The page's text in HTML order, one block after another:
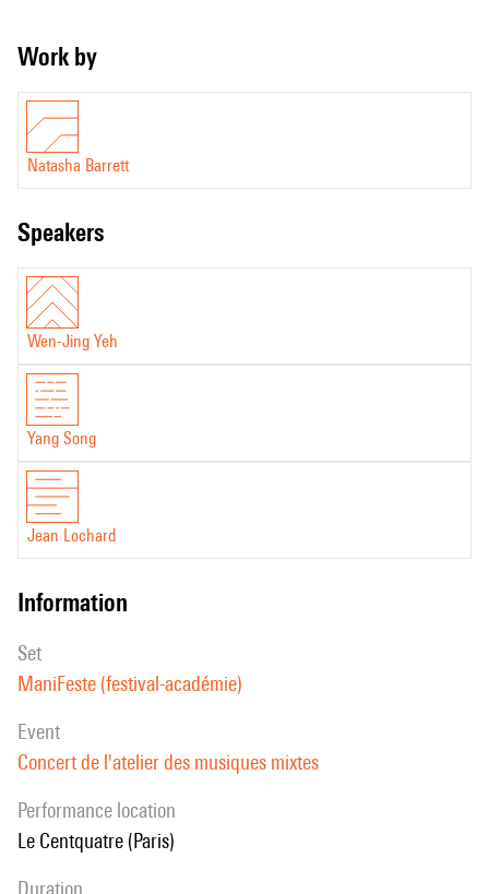
les technologies et les connaissances ont considérablement progressé.
un nouveau souffle. Liquid Crystal traite de l’ambiguïté entre l’ordre et
le désordre, l’allégresse et la mélancolie, l’énergie et la fatigue que
Natasha Barrett
(traduit de l’anglais par Murielle Ducas)
Work by
Natasha Barrett
speakers
Wen-Jing Yeh
Yang Song
Jean Lochard
information
set
ManiFeste (festival-académie)
event
Concert de l'atelier des musiques mixtes
performance location
Le Centquatre (Paris)
duration